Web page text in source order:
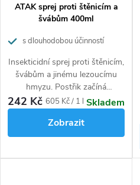
ATAK sprej proti štěnicím a
švábům 400ml
s dlouhodobou účinností
Insekticidní sprej proti štěnicím,
švábům a jinému lezoucímu
hmyzu. Postřik začíná
účinkovat po 6-12 hodinách a
na hmyz působí po dobu 2-3
měsíců pokud není mechanicky
odstraněn.
242 Kč Měrná
605 Kč / 1 l Skladem
Zobrazit